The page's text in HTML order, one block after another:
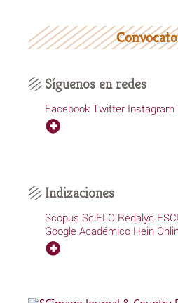
Síguenos en redes
Facebook Twitter Instagram
Indizaciones
Scopus SciELO Redalyc
Google Académico Hein